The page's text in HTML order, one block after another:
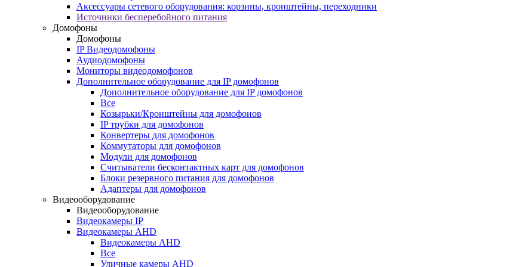
Аксессуары сетевого оборудования: корзины, кронштейны, переходники
Источники бесперебойного питания
Домофоны
Домофоны
IP Видеодомофоны
Аудиодомофоны
Мониторы видеодомофонов
Дополнительное оборудование для IP домофонов
Дополнительное оборудование для IP домофонов
Все
Козырьки/Кронштейны для домофонов
IP трубки для домофонов
Конвертеры для домофонов
Коммутаторы для домофонов
Модули для домофонов
Считыватели бесконтактных карт для домофонов
Блоки резервного питания для домофонов
Адаптеры для домофонов
Видеооборудование
Видеооборудование
Видеокамеры IP
Видеокамеры AHD
Видеокамеры AHD
Все
Уличные камеры AHD